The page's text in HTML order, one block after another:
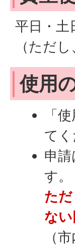
平日・土
（ただ
使用
「
てく
申
す。
た
な
（